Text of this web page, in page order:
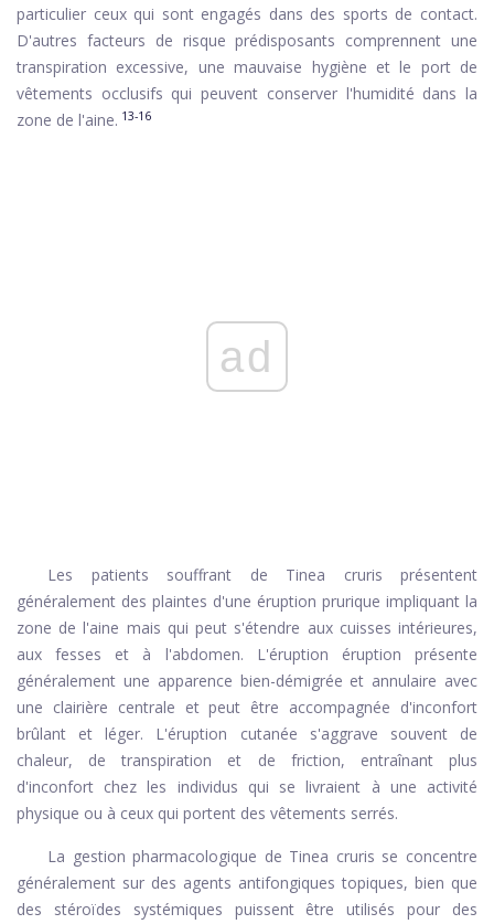
particulier ceux qui sont engagés dans des sports de contact.
D'autres facteurs de risque prédisposants comprennent une
transpiration excessive, une mauvaise hygiène et le port de
vêtements occlusifs qui peuvent conserver l'humidité dans la
zone de l'aine. 13-16
ad
Les patients souffrant de Tinea cruris présentent
généralement des plaintes d'une éruption prurique impliquant la
zone de l'aine mais qui peut s'étendre aux cuisses intérieures,
aux fesses et à l'abdomen. L'éruption éruption présente
généralement une apparence bien-démigrée et annulaire avec
une clairière centrale et peut être accompagnée d'inconfort
brûlant et léger. L'éruption cutanée s'aggrave souvent de
chaleur, de transpiration et de friction, entraînant plus
d'inconfort chez les individus qui se livraient à une activité
physique ou à ceux qui portent des vêtements serrés.
La gestion pharmacologique de Tinea cruris se concentre
généralement sur des agents antifongiques topiques, bien que
des stéroïdes systémiques puissent être utilisés pour des